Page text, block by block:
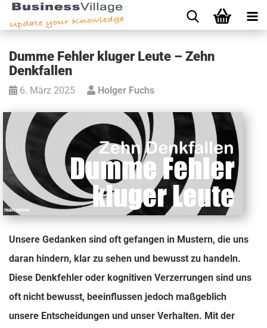
Dumme Fehler kluger Leute – Zehn
Denkfallen
6. März 2025 Holger Fuchs
Unsere Gedanken sind oft gefangen in Mustern, die uns
daran hindern, klar zu sehen und bewusst zu handeln.
Diese Denkfehler oder kognitiven Verzerrungen sind uns
oft nicht bewusst, beeinflussen jedoch maßgeblich
unsere Entscheidungen und unser Verhalten. Mit der